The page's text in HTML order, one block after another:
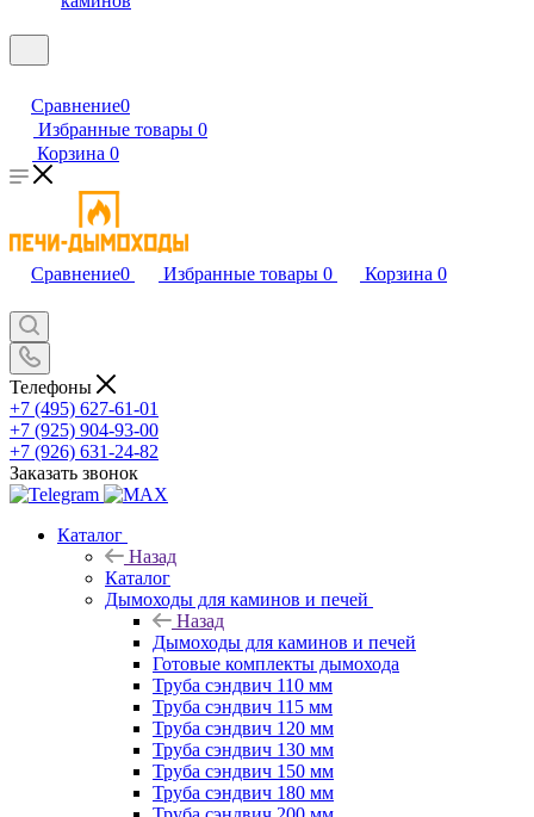
Сравнение0
Избранные товары 0
Корзина 0
Сравнение0 Избранные товары 0 Корзина 0
Телефоны
+7 (495) 627-61-01
+7 (925) 904-93-00
+7 (926) 631-24-82
Заказать звонок
Каталог
Назад
Каталог
Дымоходы для каминов и печей
Назад
Дымоходы для каминов и печей
Готовые комплекты дымохода
Труба сэндвич 110 мм
Труба сэндвич 115 мм
Труба сэндвич 120 мм
Труба сэндвич 130 мм
Труба сэндвич 150 мм
Труба сэндвич 180 мм